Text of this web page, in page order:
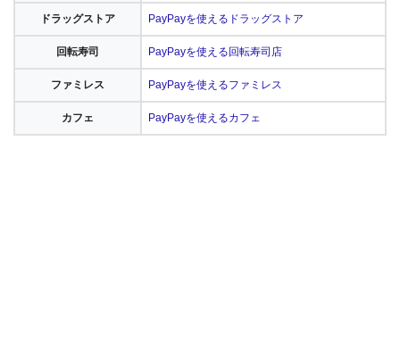
ドラッグストア PayPayを使えるドラッグストア
回転寿司 PayPayを使える回転寿司店
ファミレス PayPayを使えるファミレス
カフェ PayPayを使えるカフェ